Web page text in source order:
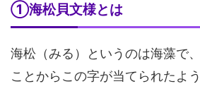
①海松貝文様とは
海松（みる）というのは海藻で
ことからこの字が当てられたよう